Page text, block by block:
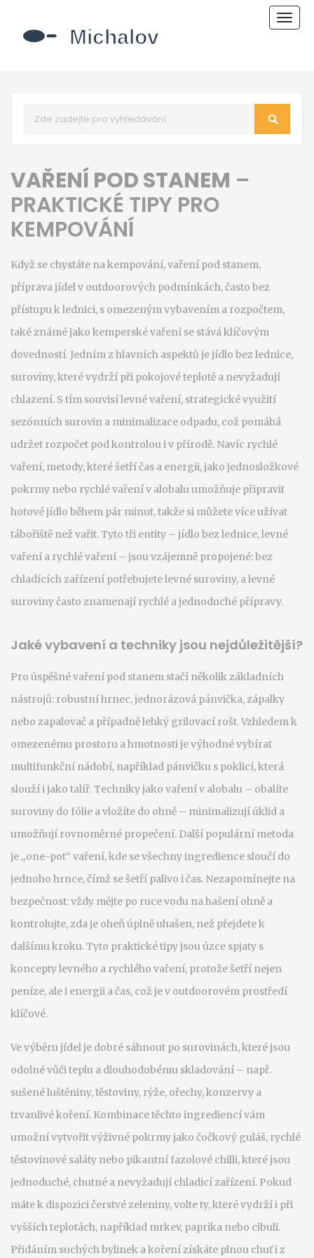
VAŘENÍ POD STANEM –
PRAKTICKÉ TIPY PRO
KEMPOVÁNÍ
Když se chystáte na kempování,vaření pod stanem,
příprava jídel v outdoorových podmínkách, často bez
přístupu k lednici, s omezeným vybavením a rozpočtem,
také známé jako kemperské vaření se stává klíčovým
dovedností. Jedním z hlavních aspektů jejídlo bez lednice,
suroviny, které vydrží při pokojové teplotě a nevyžadují
chlazení. S tím souvisílevné vaření, strategické využití
sezónních surovin a minimalizace odpadu, což pomáhá
udržet rozpočet pod kontrolou i v přírodě. Navíc rychlé
vaření, metody, které šetří čas a energii, jako jednosložkové
pokrmy nebo rychlé vaření v alobaluumožňuje připravit
hotové jídlo během pár minut, takže si můžete více užívat
tábořiště než vařit. Tyto tři entity – jídlo bez lednice, levné
vaření a rychlé vaření – jsou vzájemně propojené: bez
chladících zařízení potřebujete levné suroviny, a levné
suroviny často znamenají rychlé a jednoduché přípravy.
Jaké vybavení a techniky jsou nejdůležitější?
Pro úspěšné vaření pod stanem stačí několik základních
nástrojů: robustní hrnec, jednorázová pánvička, zápalky
nebo zapalovač a případně lehký grilovací rošt. Vzhledem k
omezenému prostoru a hmotnosti je výhodné vybírat
multifunkční nádobí, například pánvičku s poklicí, která
slouží i jako talíř. Techniky jako vaření v alobalu – obalíte
suroviny do fólie a vložíte do ohně – minimalizují úklid a
umožňují rovnoměrné propečení. Další populární metoda
je „one-pot“ vaření, kde se všechny ingredience sloučí do
jednoho hrnce, čímž se šetří palivo i čas. Nezapomínejte na
bezpečnost: vždy mějte po ruce vodu na hašení ohně a
kontrolujte, zda je oheň úplně uhašen, než přejdete k
dalšímu kroku. Tyto praktické tipy jsou úzce spjaty s
koncepty levného a rychlého vaření, protože šetří nejen
peníze, ale i energii a čas, což je v outdoorovém prostředí
klíčové.
Ve výběru jídel je dobré sáhnout po surovinách, které jsou
odolné vůči teplu a dlouhodobému skladování – např.
sušené luštěniny, těstoviny, rýže, ořechy, konzervy a
trvanlivé koření. Kombinace těchto ingrediencí vám
umožní vytvořit výživné pokrmy jako čočkový guláš, rychlé
těstovinové saláty nebo pikantní fazolové chilli, které jsou
jednoduché, chutné a nevyžadují chladicí zařízení. Pokud
máte k dispozici čerstvé zeleniny, volte ty, které vydrží i při
vyšších teplotách, například mrkev, paprika nebo cibuli.
Přidáním suchých bylinek a koření získáte plnou chuť i z